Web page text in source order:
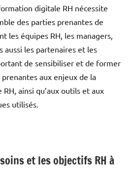
digitale RH nécessite
des parties prenantes de
les équipes RH, les managers,
aussi les partenaires et les
de sensibiliser et de former
aux enjeux de la
ainsi qu’aux outils et aux
utilisés.
et les objectifs RH à